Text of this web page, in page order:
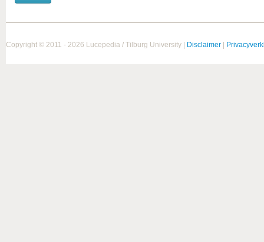
Copyright © 2011 - 2026 Lucepedia / Tilburg University | Disclaimer